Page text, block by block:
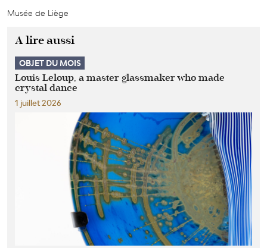
Musée de Liège
A lire aussi
OBJET DU MOIS
Louis Leloup, a master glassmaker who made
crystal dance
1 juillet 2026